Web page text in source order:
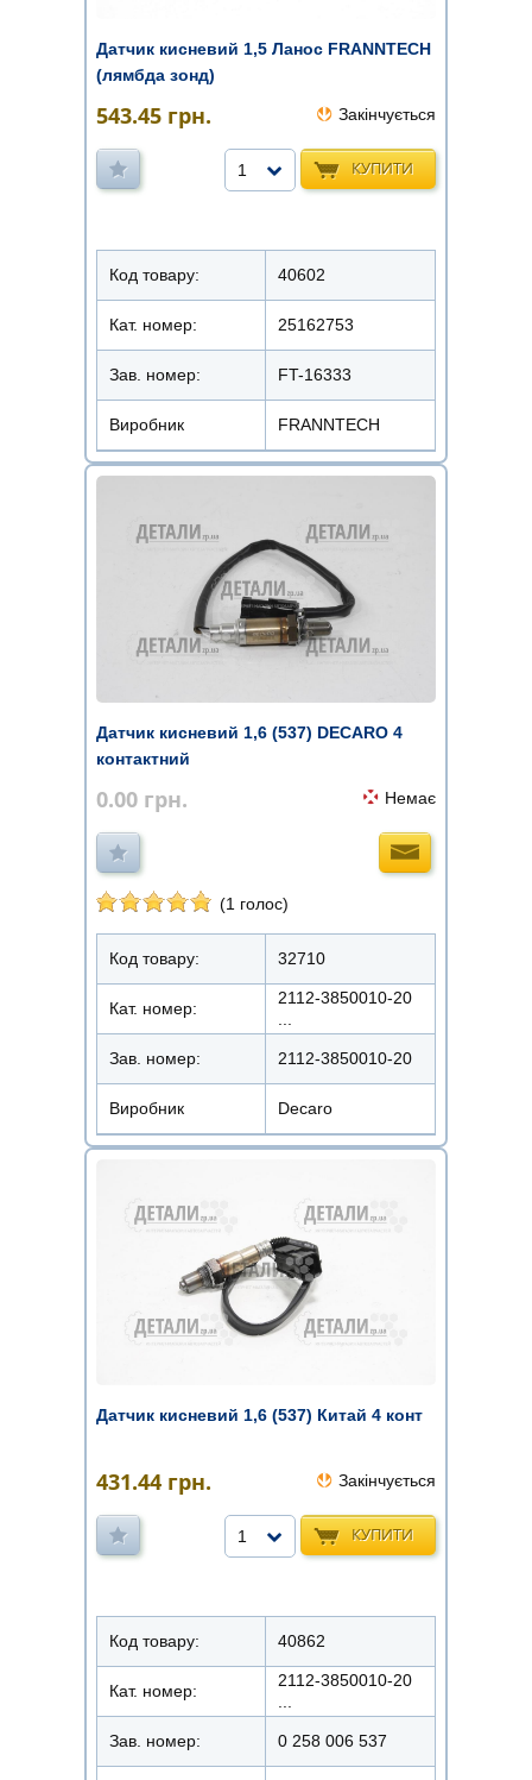
Датчик кисневий 1,5 Ланос FRANNTECH
(лямбда зонд)
543.45 грн. Закінчується
КУПИТИ
1
Код товару: 40602
Кат. номер: 25162753
Зав. номер: FT-16333
Виробник FRANNTECH
Датчик кисневий 1,6 (537) DECARO 4
контактний
0.00 грн. Немає
(1 голос)
Код товару: 32710
Кат. номер:
2112-3850010-20
Зав. номер: 2112-3850010-20
Виробник Decaro
Датчик кисневий 1,6 (537) Китай 4 конт
431.44 грн. Закінчується
КУПИТИ
1
Код товару: 40862
Кат. номер:
2112-3850010-20
...
Зав. номер: 0 258 006 537